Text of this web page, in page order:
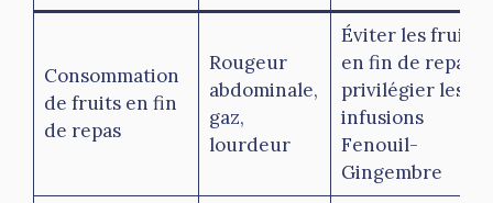
Consommation
de fruits en fin
de repas
Rougeur
abdominale,
gaz,
lourdeur
Éviter les fruits
en fin de repas,
privilégier les
infusions
Fenouil-
Gingembre